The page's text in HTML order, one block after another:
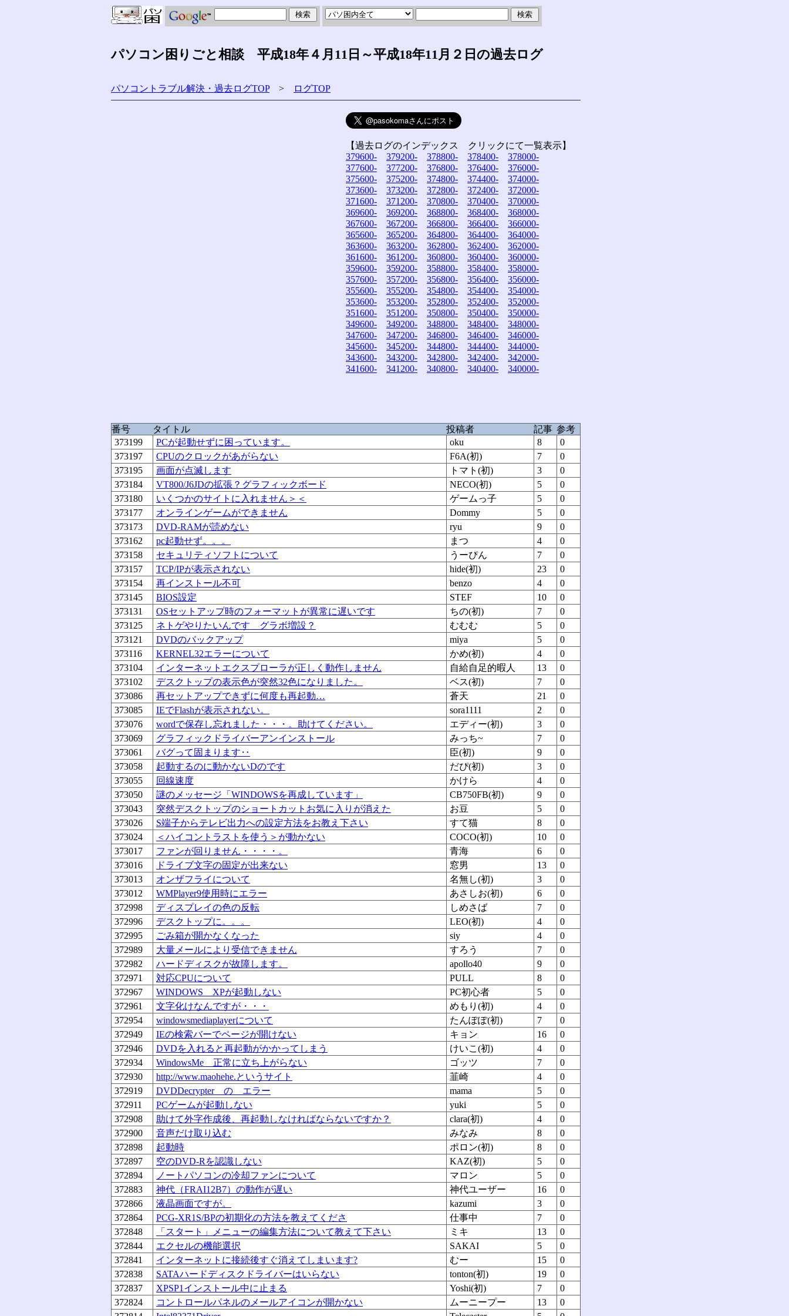
パソコン困りごと相談 平成18年４月11日～平成18年11月２日の過去ログ
パソコントラブル解決・過去ログTOP> ログTOP
【過去ログのインデックス クリックにて一覧表示】
379600-
379200- 378800- 378400-
378000-
377600-
377200- 376800- 376400-
376000-
375600-
375200- 374800- 374400-
374000-
373600-
373200- 372800- 372400-
372000-
371600-
371200- 370800- 370400-
370000-
369600-
369200- 368800- 368400-
368000-
367600-
367200- 366800- 366400-
366000-
365600-
365200- 364800- 364400-
364000-
363600-
363200- 362800- 362400-
362000-
361600-
361200- 360800- 360400-
360000-
359600-
359200- 358800- 358400-
358000-
357600-
357200- 356800- 356400-
356000-
355600-
355200- 354800- 354400-
354000-
353600-
353200- 352800- 352400-
352000-
351600-
351200- 350800- 350400-
350000-
349600-
349200- 348800- 348400-
348000-
347600-
347200- 346800- 346400-
346000-
345600-
345200- 344800- 344400-
344000-
343600-
343200- 342800- 342400-
342000-
341600-
341200- 340800- 340400- 340000-
番号 タイトル 投稿者 記事 参考
373199
PCが起動せずに困っています。 oku 8
0
373197
CPUのクロックがあがらない F6A(初) 7
0
373195
画面が点滅します トマト(初) 3
0
373184
VT800/J6JDの拡張？グラフィックボード NECO(初) 5
0
373180
いくつかのサイトに入れません＞＜ ゲームっ子 5
0
373177
オンラインゲームができません Dommy 5
0
373173
DVD-RAMが読めない ryu 9
0
373162
pc起動せず。。。 まつ 4
0
373158
セキュリティソフトについて うーぴん 7
0
373157
TCP/IPが表示されない hide(初) 23
0
373154
再インストール不可 benzo 4
0
373145
BIOS設定 STEF 10
0
373131
OSセットアップ時のフォーマットが異常に遅いです ちの(初) 7
0
373125
ネトゲやりたいんです グラボ増設？ むむむ 5
0
373121
DVDのバックアップ miya 5
0
373116
KERNEL32エラーについて かめ(初) 4
0
373104
インターネットエクスプローラが正しく動作しません 自給自足的暇人 13
0
373102
デスクトップの表示色が突然32色になりました。 ベス(初) 7
0
373086
再セットアップできずに何度も再起動… 蒼天 21
0
373085
IEでFlashが表示されない。 sora1111 2
0
373076
wordで保存し忘れました・・・。助けてください。 エディー(初) 3
0
373069
グラフィックドライバーアンインストール みっち~ 7
0
373061
バグって固まります‥ 臣(初) 9
0
373058
起動するのに動かないDのです だぴ(初) 3
0
373055
回線速度 かけら 4
0
373050
謎のメッセージ「WINDOWSを再成しています」 CB750FB(初) 9
0
373043
突然デスクトップのショートカットお気に入りが消えた お豆 5
0
373026
S端子からテレビ出力への設定方法をお教え下さい すて猫 8
0
373024
＜ハイコントラストを使う＞が動かない COCO(初) 10
0
373017
ファンが回りません・・・・。 青海 6
0
373016
ドライブ文字の固定が出来ない 窓男 13
0
373013
オンザフライについて 名無し(初) 3
0
373012
WMPlayer9使用時にエラー あさしお(初) 6
0
372998
ディスプレイの色の反転 しめさば 7
0
372996
デスクトップに。。。 LEO(初) 4
0
372995
ごみ箱が開かなくなった siy 4
0
372989
大量メールにより受信できません すろう 7
0
372982
ハードディスクが故障します。 apollo40 9
0
372971
対応CPUについて PULL 8
0
372967
WINDOWS XPが起動しない PC初心者 5
0
372961
文字化けなんですが・・・ めもり(初) 4
0
372954
windowsmediaplayerについて たんぽぽ(初) 7
0
372949
IEの検索バーでページが開けない キョン 16
0
372946
DVDを入れると再起動がかかってしまう けいこ(初) 4
0
372934
WindowsMe 正常に立ち上がらない ゴッツ 7
0
372930
http://www.maohehe.というサイト 韮崎 4
0
372919
DVDDecrypter の エラー mama 5
0
372911
PCゲームが起動しない yuki 5
0
372908
助けて外字作成後、再起動しなければならないですか？ clara(初) 4
0
372900
音声だけ取り込む みなみ 8
0
372898
起動時 ポロン(初) 8
0
372897
空のDVD-Rを認識しない KAZ(初) 5
0
372894
ノートパソコンの冷却ファンについて マロン 5
0
372883
神代（FRAI12B7）の動作が遅い 神代ユーザー 16
0
372866
液晶画面ですが。 kazumi 3
0
372864
PCG-XR1S/BPの初期化の方法を教えてくださ 仕事中 7
0
372848
「スタート」メニューの編集方法について教えて下さい ミキ 13
0
372844
エクセルの機能選択 SAKAI 5
0
372841
インターネットに接続後すぐ消えてしまいます? むー 15
0
372838
SATAハードディスクドライバーはいらない tonton(初) 19
0
372837
XPSP1インストール中に止まる Yoshi(初) 7
0
372824
コントロールパネルのメールアイコンが開かない ムーニープー 13
0